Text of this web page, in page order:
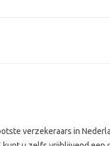
verzekeraars in